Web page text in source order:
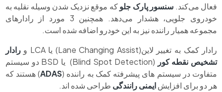
فعال می‌کند. سنسور پارک جلوکه موقع نزدیک شدن وسیله نقلیه به
خودروی جلویی، هشدار می‌دهد. همچنین 3 مورد از رادارهای
مجموعه همیار راننده نیز به این خودرو اضافه شده است.
رادار کمک به تغییر لاین(Lane Changing Assist) یا LCA و
رادار
تشخیص نقطه کور
(Blind Spot Detection) یا BSD دو سیستم
متفاوت در سیستم های پیشرفته کمک به راننده (ADAS) هستند که
هر دو برای افزایشایمنی رانندگی طراحی شده اند.